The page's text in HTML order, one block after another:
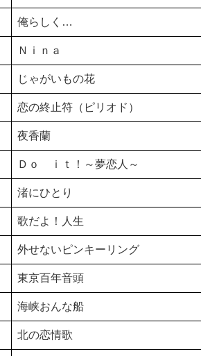
俺らしく…
Ｎｉｎａ
じゃがいもの花
恋の終止符（ピリオド）
夜香蘭
Ｄｏ ｉｔ！～夢恋人～
渚にひとり
歌だよ！人生
外せないピンキーリング
東京百年音頭
海峡おんな船
北の恋情歌